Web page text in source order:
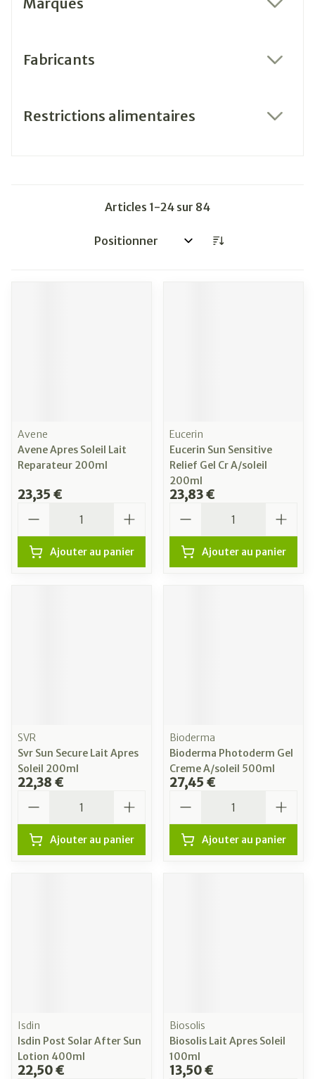
Fabricants
Restrictions alimentaires
Articles 1-24 sur 84
Trier par:
Avene
Avene Apres Soleil Lait
Reparateur 200ml
23,35 €
Ajouter au panier
Eucerin
Eucerin Sun Sensitive
Relief Gel Cr A/soleil
200ml
23,83 €
Ajouter au panier
SVR
Svr Sun Secure Lait Apres
Soleil 200ml
22,38 €
Ajouter au panier
Bioderma
Bioderma Photoderm Gel
Creme A/soleil 500ml
27,45 €
Ajouter au panier
Isdin
Isdin Post Solar After Sun
Lotion 400ml
22,50 €
Biosolis
Biosolis Lait Apres Soleil
100ml
13,50 €